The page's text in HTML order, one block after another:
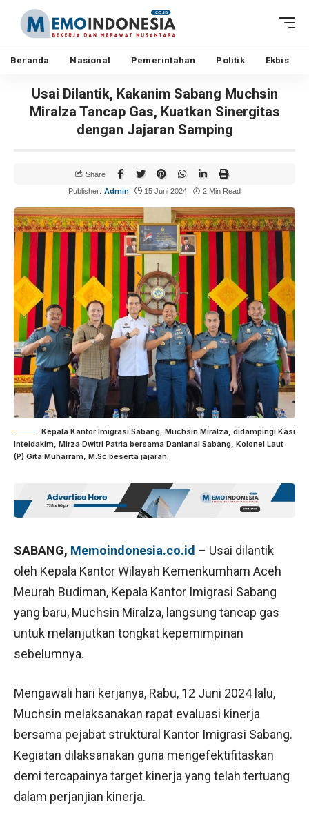
Beranda Nasional Pemerintahan Politik Ekbis
Usai Dilantik, Kakanim Sabang Muchsin
Miralza Tancap Gas, Kuatkan Sinergitas
dengan Jajaran Samping
Publisher: Admin 15 Juni 2024 2 Min Read
Share
Kepala Kantor Imigrasi Sabang, Muchsin Miralza, didampingi Kasi
Inteldakim, Mirza Dwitri Patria bersama Danlanal Sabang, Kolonel Laut
(P) Gita Muharram, M.Sc beserta jajaran.
SABANG, Memoindonesia.co.id – Usai dilantik
oleh Kepala Kantor Wilayah Kemenkumham Aceh
Meurah Budiman, Kepala Kantor Imigrasi Sabang
yang baru, Muchsin Miralza, langsung tancap gas
untuk melanjutkan tongkat kepemimpinan
sebelumnya.
Mengawali hari kerjanya, Rabu, 12 Juni 2024 lalu,
Muchsin melaksanakan rapat evaluasi kinerja
bersama pejabat struktural Kantor Imigrasi Sabang.
Kegiatan dilaksanakan guna mengefektifitaskan
demi tercapainya target kinerja yang telah tertuang
dalam perjanjian kinerja.